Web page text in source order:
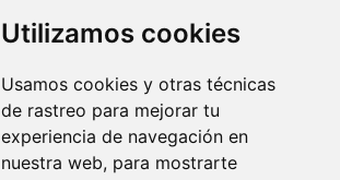
Utilizamos cookies
Usamos cookies y otras técnicas
de rastreo para mejorar tu
experiencia de navegación en
nuestra web, para mostrarte